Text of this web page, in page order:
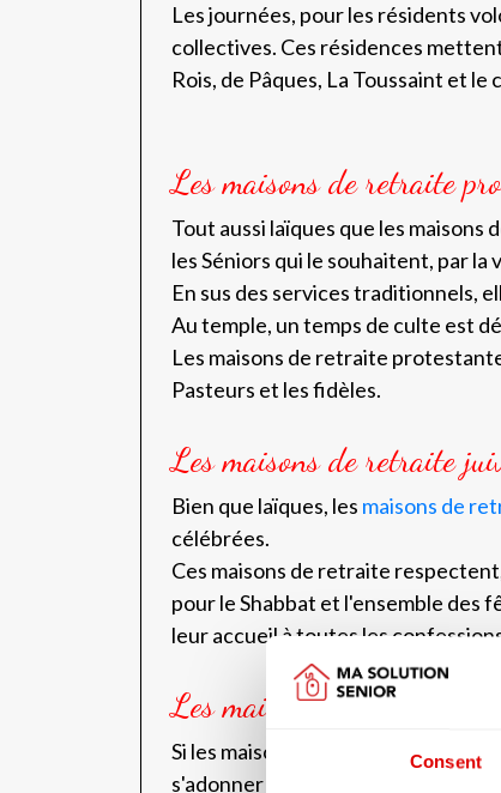
Consent
Les journées, pour les résidents
collectives. Ces résidences
Rois, de Pâques, La Toussaint et
Les maisons de retraite
Tout aussi laïques que les
les Séniors qui le souhaitent, par la
En sus des services traditionnels,
Au temple, un temps de culte est
Les maisons de retraite
Pasteurs et les fidèles.
Les maisons de retraite
Bien que laïques, les maisons de
célébrées.
Ces maisons de retraite
pour le Shabbat et l'ensemble
leur accueil à toutes les
Les maisons de retraite
Si les maisons de retraite, en
s'adonner à sa foi.